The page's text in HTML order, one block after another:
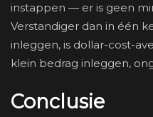
instappen — er is geen
Verstandiger dan in één
inleggen, is dollar-cost-
klein bedrag inleggen,
Conclusie